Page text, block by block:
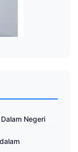
Negeri